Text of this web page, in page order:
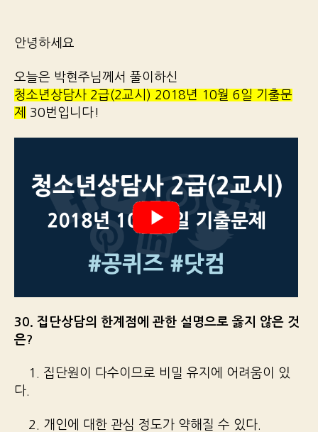
안녕하세요
오늘은 박현주님께서 풀이하신
청소년상담사 2급(2교시) 2018년 10월 6일 기출문
제
30번입니다!
30. 집단상담의 한계점에 관한 설명으로 옳지 않은 것
은?
1. 집단원이 다수이므로 비밀 유지에 어려움이 있
다.
2. 개인에 대한 관심 정도가 약해질 수 있다.